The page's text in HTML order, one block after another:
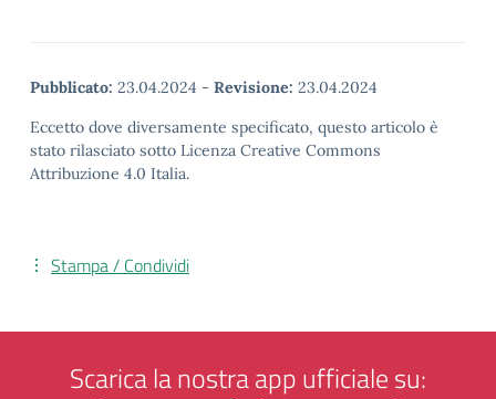
Pubblicato: 23.04.2024 - Revisione: 23.04.2024
Eccetto dove diversamente specificato, questo articolo è
stato rilasciato sotto Licenza Creative Commons
Attribuzione 4.0 Italia.
Stampa / Condividi
Scarica la nostra app ufficiale su: